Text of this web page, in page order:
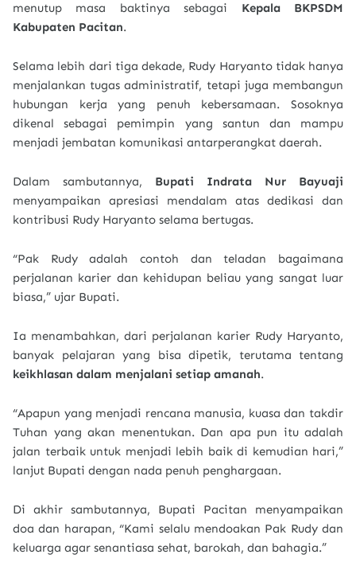
menutup masa baktinya sebagai Kepala BKPSDM
Kabupaten Pacitan.
Selama lebih dari tiga dekade, Rudy Haryanto tidak hanya
menjalankan tugas administratif, tetapi juga membangun
hubungan kerja yang penuh kebersamaan. Sosoknya
dikenal sebagai pemimpin yang santun dan mampu
menjadi jembatan komunikasi antarperangkat daerah.
Dalam sambutannya, Bupati Indrata Nur Bayuaji
menyampaikan apresiasi mendalam atas dedikasi dan
kontribusi Rudy Haryanto selama bertugas.
“Pak Rudy adalah contoh dan teladan bagaimana
perjalanan karier dan kehidupan beliau yang sangat luar
biasa,” ujar Bupati.
Ia menambahkan, dari perjalanan karier Rudy Haryanto,
banyak pelajaran yang bisa dipetik, terutama tentang
keikhlasan dalam menjalani setiap amanah.
“Apapun yang menjadi rencana manusia, kuasa dan takdir
Tuhan yang akan menentukan. Dan apa pun itu adalah
jalan terbaik untuk menjadi lebih baik di kemudian hari,”
lanjut Bupati dengan nada penuh penghargaan.
Di akhir sambutannya, Bupati Pacitan menyampaikan
doa dan harapan, “Kami selalu mendoakan Pak Rudy dan
keluarga agar senantiasa sehat, barokah, dan bahagia.”